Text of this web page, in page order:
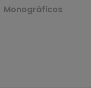
Monográficos